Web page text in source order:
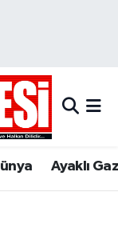
Ayaklı